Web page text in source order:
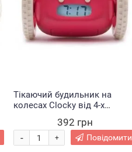
Тікаючий будильник на
колесах Clocky від 4-х
392 грн
+
- Повідомити